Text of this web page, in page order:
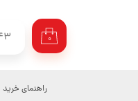
۰
راهنمای خرید